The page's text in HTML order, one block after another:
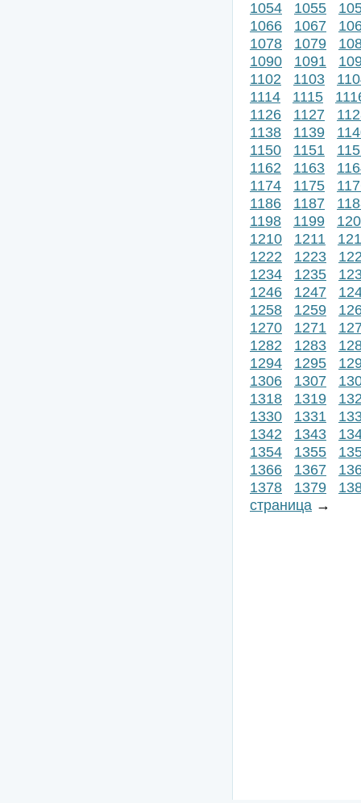
1054
1055
1066
1067
1078
1079
1090
1091
1102
1103
1114
1115
1126
1127
1138
1139
1150
1151
1162
1163
1174
1175
1186
1187
1198
1199
1210
1211
1222
1223
1234
1235
1246
1247
1258
1259
1270
1271
1282
1283
1294
1295
1306
1307
1318
1319
1330
1331
1342
1343
1354
1355
1366
1367
1378
1379
страница →